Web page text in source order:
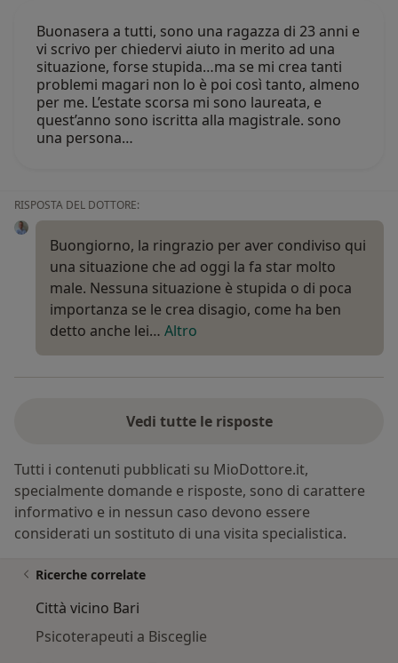
Buonasera a tutti, sono una ragazza di 23 anni e
vi scrivo per chiedervi aiuto in merito ad una
situazione, forse stupida…ma se mi crea tanti
problemi magari non lo è poi così tanto, almeno
per me. L’estate scorsa mi sono laureata, e
quest’anno sono iscritta alla magistrale. sono
una persona…
RISPOSTA DEL DOTTORE:
Buongiorno, la ringrazio per aver condiviso qui
una situazione che ad oggi la fa star molto
male. Nessuna situazione è stupida o di poca
importanza se le crea disagio, come ha ben
detto anche lei… Altro
Vedi tutte le risposte
Tutti i contenuti pubblicati su MioDottore.it,
specialmente domande e risposte, sono di carattere
informativo e in nessun caso devono essere
considerati un sostituto di una visita specialistica.
Ricerche correlate
Città vicino Bari
Psicoterapeuti a Bisceglie